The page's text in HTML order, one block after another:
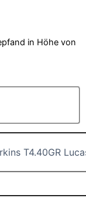
in Höhe von